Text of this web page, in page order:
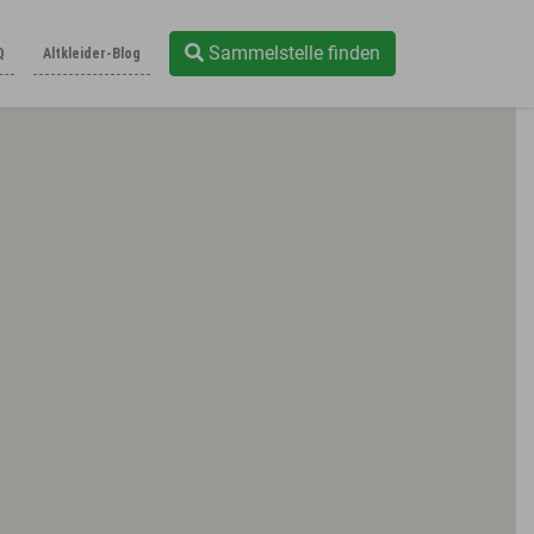
Altkleider-Blog Sammelstelle finden